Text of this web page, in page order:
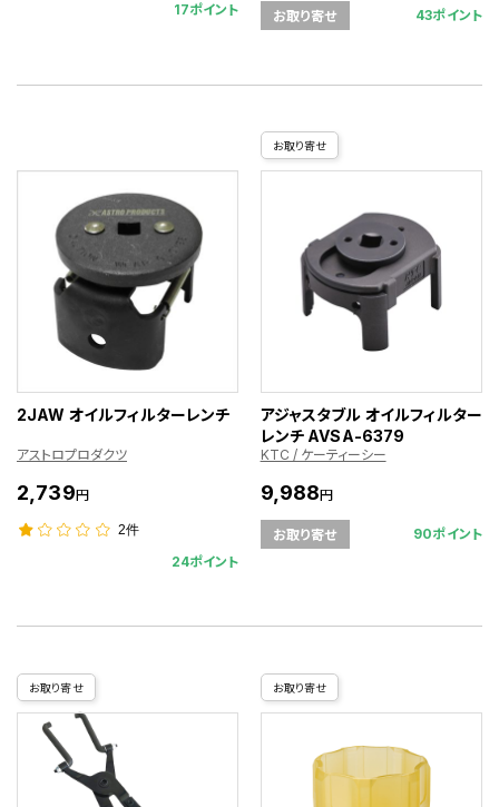
17ポイント
お取り寄せ 43ポイント
2JAW オイルフィルターレンチ
アストロプロダクツ
2,739円
2件
24ポイント
お取り寄せ
アジャスタブル オイルフィルター
レンチ AVSA-6379
KTC / ケーティーシー
9,988円
お取り寄せ 90ポイント
お取り寄せ お取り寄せ